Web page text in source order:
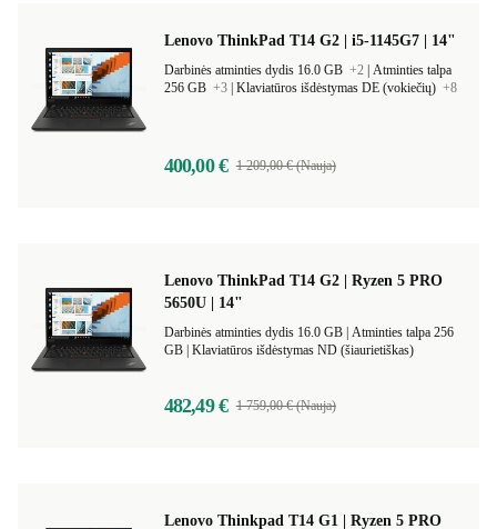
Lenovo ThinkPad T14 G2 | i5-1145G7 | 14"
Darbinės atminties dydis 16.0 GB +2 Atminties talpa
256 GB +3 Klaviatūros išdėstymas DE (vokiečių) +8
400,00 € 1 209,00 € (Nauja)
Lenovo ThinkPad T14 G2 | Ryzen 5 PRO
5650U | 14"
Atminties talpa 256
Klaviatūros išdėstymas ND (šiaurietiškas)
482,49 € 1 759,00 € (Nauja)
Lenovo Thinkpad T14 G1 | Ryzen 5 PRO